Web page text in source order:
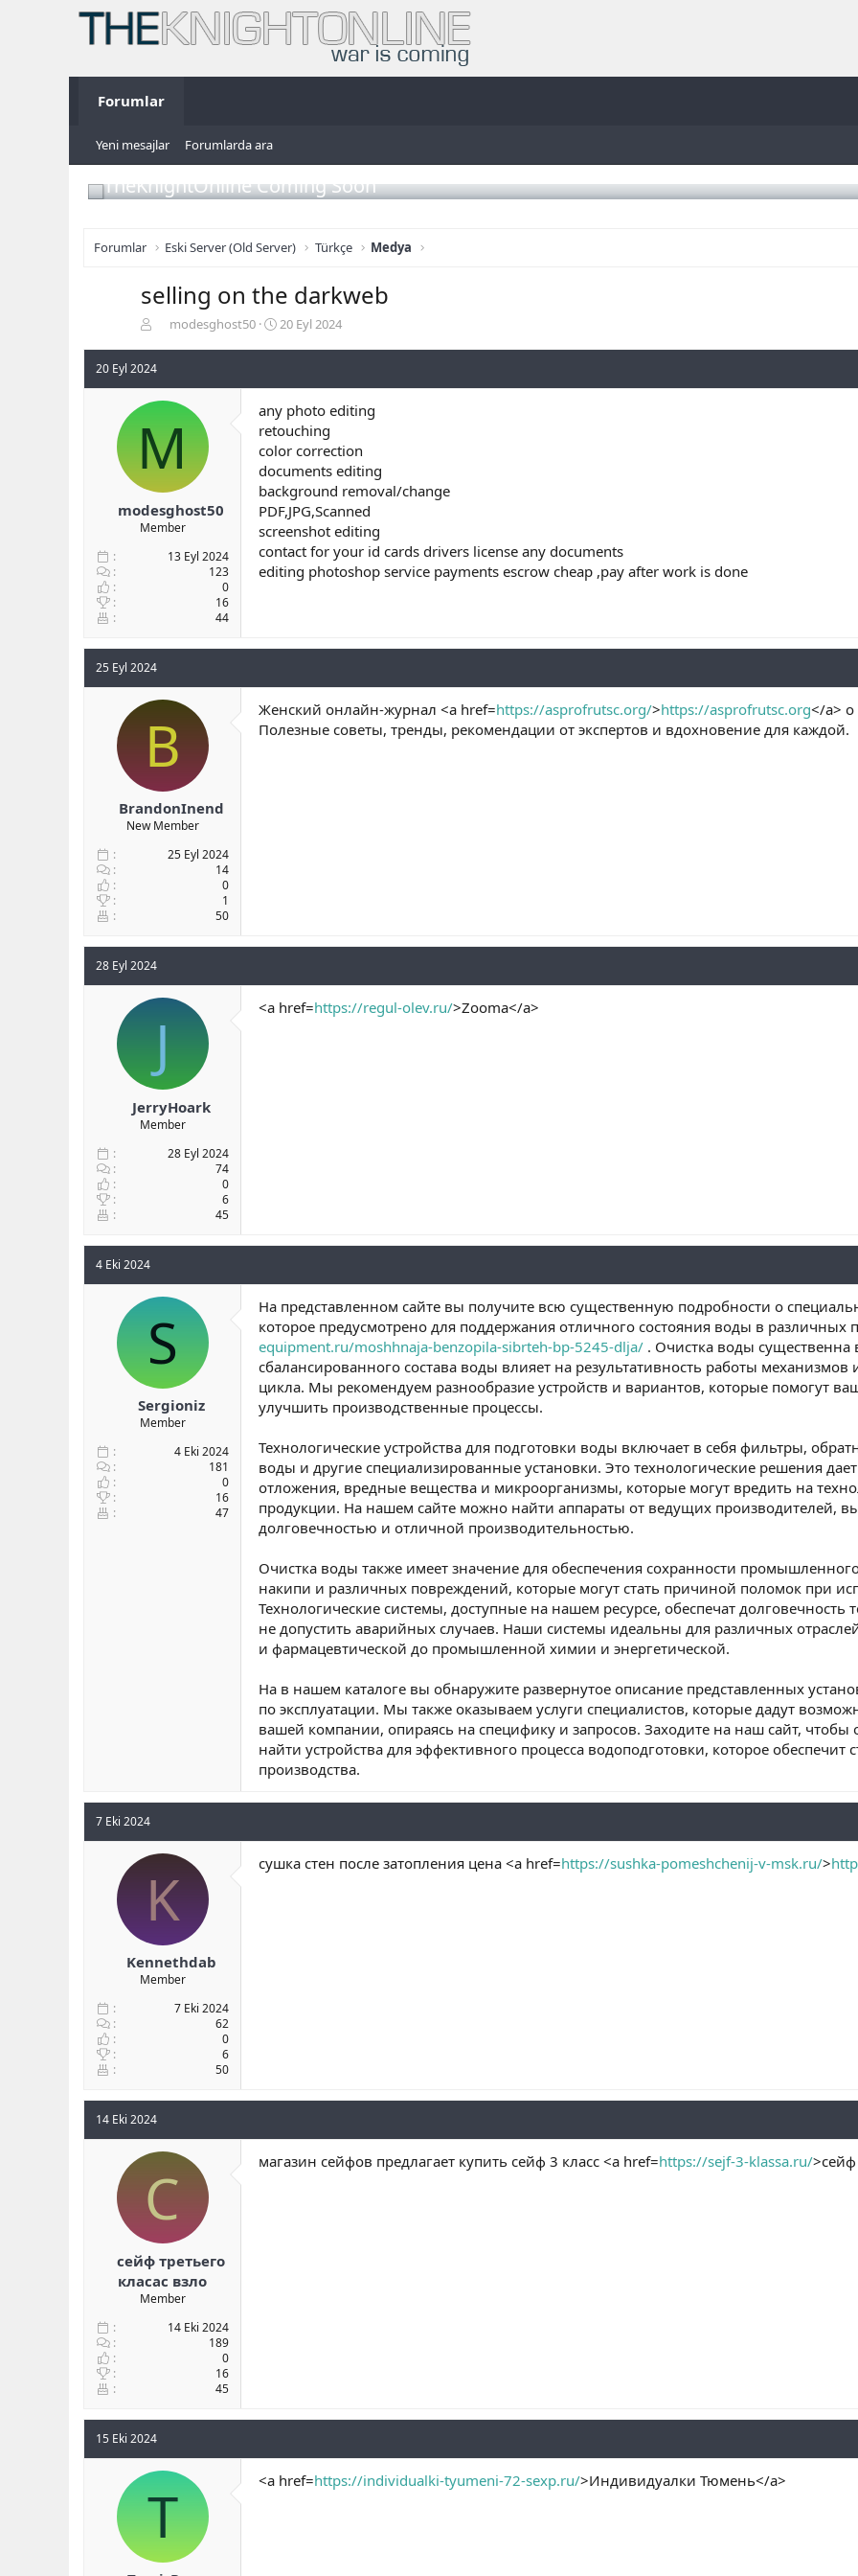
Forumlar
Yeni mesajlar Forumlarda ara
TheKnightOnline Coming Soon
Forumlar Eski Server (Old Server) Türkçe Medya
selling on the darkweb
b
u
b
a
l
a
t
modesghost50
B
a
n
g
ç
t
a
r
i
h
i
20 Eyl 2024
20 Eyl 2024
M
modesghost50
Member
13 Eyl 2024
123
0
16
44
any photo editing
retouching
color correction
documents editing
background removal/change
PDF,JPG,Scanned
screenshot editing
contact for your id cards drivers license any documents
editing photoshop service payments escrow cheap ,pay after work is done
25 Eyl 2024
B
BrandonInend
New Member
25 Eyl 2024
14
0
1
50
Женский онлайн-журнал <a href=https://asprofrutsc.org/>https://asprofrutsc.org</a> о
Полезные советы, тренды, рекомендации от экспертов и вдохновение для каждой.
28 Eyl 2024
J
JerryHoark
Member
28 Eyl 2024
74
0
6
45
<a href=https://regul-olev.ru/>Zooma</a>
4 Eki 2024
S
Sergioniz
Member
4 Eki 2024
181
0
16
47
На представленном сайте вы получите всю существенную подробности о
которое предусмотрено для поддержания отличного состояния воды в различных
equipment.ru/moshhnaja-benzopila-sibrteh-bp-5245-dlja/ . Очистка воды
сбалансированного состава воды влияет на результативность работы
цикла. Мы рекомендуем разнообразие устройств и вариантов, которые помогут
улучшить производственные процессы.
Технологические устройства для подготовки воды включает в себя фильтры,
воды и другие специализированные установки. Это технологические решения
отложения, вредные вещества и микроорганизмы, которые могут вредить на
продукции. На нашем сайте можно найти аппараты от ведущих производителей,
долговечностью и отличной производительностью.
Очистка воды также имеет значение для обеспечения сохранности
накипи и различных повреждений, которые могут стать причиной поломок при
Технологические системы, доступные на нашем ресурсе, обеспечат
не допустить аварийных случаев. Наши системы идеальны для различных
и фармацевтической до промышленной химии и энергетической.
На в нашем каталоге вы обнаружите развернутое описание представленных
по эксплуатации. Мы также оказываем услуги специалистов, которые дадут
вашей компании, опираясь на специфику и запросов. Заходите на наш сайт,
найти устройства для эффективного процесса водоподготовки, которое
производства.
7 Eki 2024
K
Kennethdab
Member
7 Eki 2024
62
0
6
50
сушка стен после затопления цена <a href=https://sushka-pomeshchenij-v-msk.ru/>
14 Eki 2024
С
сейф третьего
класас взло
Member
14 Eki 2024
189
0
16
45
магазин сейфов предлагает купить сейф 3 класс <a href=https://sejf-3-klassa.ru/
15 Eki 2024
T <a href=https://individualki-tyumeni-72-sexp.ru/>Индивидуалки Тюмень</a>